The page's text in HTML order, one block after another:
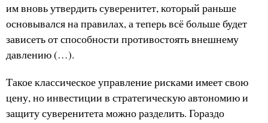
им вновь утвердить суверенитет, который раньше
основывался на правилах, а теперь всё больше будет
зависеть от способности противостоять внешнему
давлению (…).
Такое классическое управление рисками имеет свою
цену, но инвестиции в стратегическую автономию и
защиту суверенитета можно разделить. Гораздо